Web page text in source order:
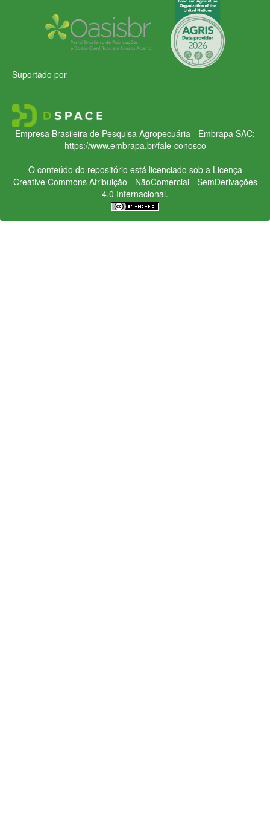
Suportado por
Empresa Brasileira de Pesquisa Agropecuária - Embrapa SAC:
https://www.embrapa.br/fale-conosco
O conteúdo do repositório está licenciado sob a Licença
Creative CommonsAtribuição - NãoComercial - SemDerivações
4.0 Internacional.